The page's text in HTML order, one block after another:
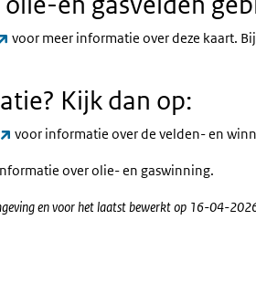
(externe link)
voor meer informatie over deze kaart.
Kijk dan op:
(externe link)
voor informatie over de velden- en
link) over olie- en gaswinning.
en voor het laatst bewerkt op 16-04-